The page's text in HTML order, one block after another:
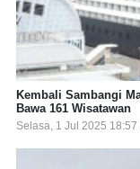
Kembali Sambangi
Bawa 161 Wisatawan
Selasa, 1 Jul 2025 18:57